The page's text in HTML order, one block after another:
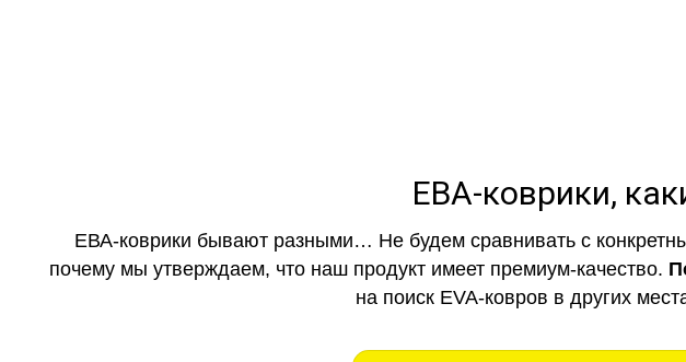
ЕВА-коврики,
ЕВА-коврики бывают разными… Не будем сравнивать с
почему мы утверждаем, что наш продукт имеет премиум-качество.
на поиск EVA-ковров в других